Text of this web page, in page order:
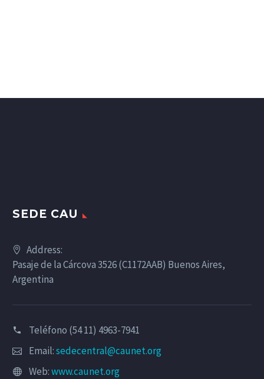
SEDE CAU
Address:
Pasaje de la Cárcova 3526 (C1172AAB) Buenos Aires,
Argentina
Teléfono (54 11) 4963-7941
Email:sedecentral@caunet.org
Web:www.caunet.org